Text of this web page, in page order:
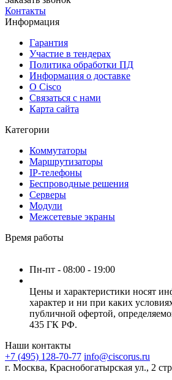
Контакты
Информация
Гарантия
Участие в тендерах
Политика обработки ПД
Информация о доставке
О Cisco
Связаться с нами
Карта сайта
Категории
Коммутаторы
Маршрутизаторы
IP-телефоны
Беспроводные решения
Серверы
Модули
Межсетевые экраны
Время работы
Пн-пт - 08:00 - 19:00
Цены и характеристики носят
характер и ни при каких
публичной офертой,
435 ГК РФ.
Наши контакты
+7 (495) 128-70-77 info@ciscorus.ru
г. Москва, Краснобогатырская ул., 2